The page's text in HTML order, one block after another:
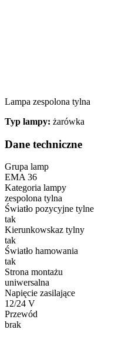
Lampa zespolona tylna
Typ lampy: żarówka
Dane techniczne
Grupa lamp
EMA 36
Kategoria lampy
zespolona tylna
Światło pozycyjne tylne
tak
Kierunkowskaz tylny
tak
Światło hamowania
tak
Strona montażu
uniwersalna
Napięcie zasilające
12/24 V
Przewód
brak